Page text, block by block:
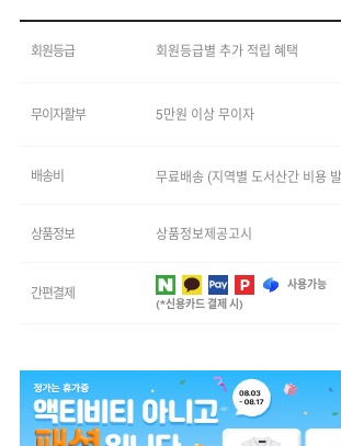
회원등급 회원등급별 추가 적립 혜택
무이자할부 5만원 이상 무이자
배송비 무료배송 (지역별 도서산간 비용
상품정보 상품정보제공고시
간편결제
사용가능
(*신용카드 결제 시)